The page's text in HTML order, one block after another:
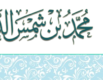
تخطي
المحتوى